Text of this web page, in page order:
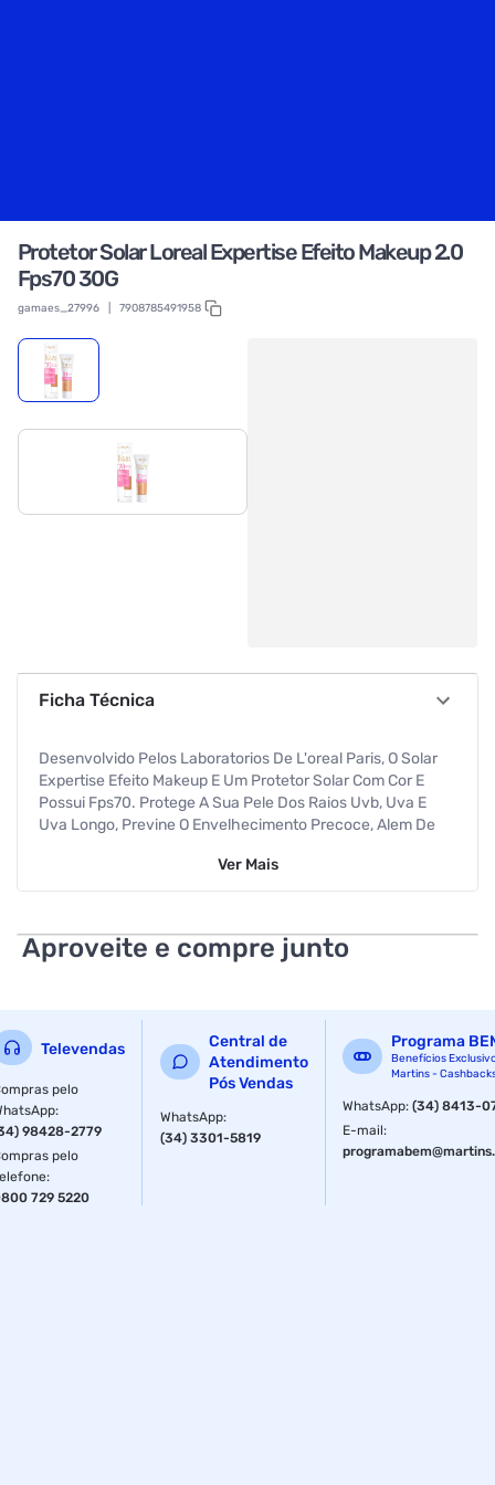
Protetor Solar Loreal Expertise Efeito Makeup 2.0
Fps70 30G
gamaes_27996 7908785491958
Ficha Técnica
Desenvolvido Pelos Laboratorios De L'oreal Paris, O Solar
Expertise Efeito Makeup E Um Protetor Solar Com Cor E
Possui Fps70. Protege A Sua Pele Dos Raios Uvb, Uva E
Uva Longo, Previne O Envelhecimento Precoce, Alem De
Com Pigmentos Que Garantem Cobertura De Maquiagem
Ver Mais
Aproveite e compre junto
Televendas
pelo
:
98428-2779
pelo
:
729 5220
Central de
Atendimento
Pós Vendas
WhatsApp:
(34) 3301-5819
Programa
Benefícios
Martins -
WhatsApp:(34) 8413-
E-mail: